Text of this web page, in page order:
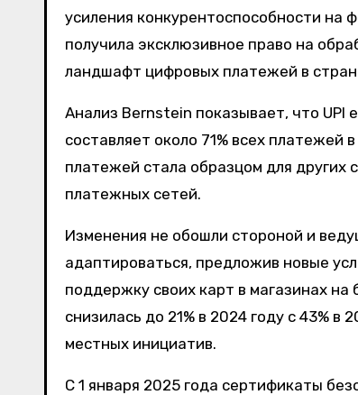
усиления конкурентоспособности на
получила эксклюзивное право на
ландшафт цифровых платежей в
Анализ Bernstein показывает, что UPI
составляет около 71% всех платежей
платежей стала образцом для других
платежных сетей.
Изменения не обошли стороной и
адаптироваться, предложив новые
поддержку своих карт в магазинах
снизилась до 21% в 2024 году с 43%
местных инициатив.
С 1 января 2025 года сертификаты